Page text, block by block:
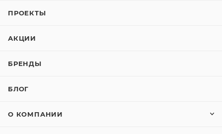
ПРОЕКТЫ
АКЦИИ
БРЕНДЫ
БЛОГ
О КОМПАНИИ